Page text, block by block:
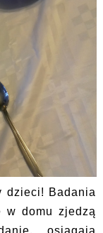
dzieci! Badania
w domu zjedzą
osiągają